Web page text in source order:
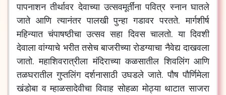
पापनाशन तीर्थावर देवाच्या उत्सवमूर्तींना पवित्र स्नान घातले
जाते आणि त्यानंतर पालखी पुन्हा गडावर परतते. मार्गशीर्ष
महिन्यात चंपाषष्ठीचा उत्सव सहा दिवस चालतो. या दिवशी
देवाला वांग्याचे भरीत तसेच बाजरीच्या रोडग्याचा नैवेद्य दाखवला
जातो. महाशिवरात्रीला मंदिराच्या कळसातील शिवलिंग आणि
तळघरातील गुप्तलिंग दर्शनासाठी उघडले जाते. पौष पौर्णिमेला
खंडोबा व म्हाळसादेवीचा विवाह सोहळा मोठ्या थाटात साजरा